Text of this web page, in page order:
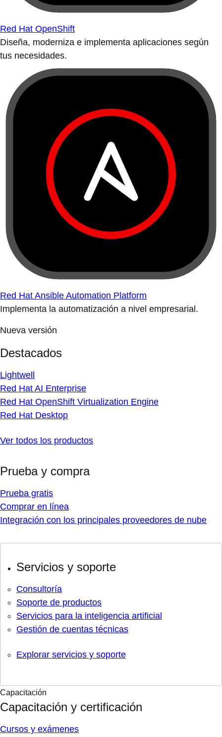
Red Hat OpenShift
Diseña, moderniza e implementa aplicaciones según
tus necesidades.
Red Hat Ansible Automation Platform
Implementa la automatización a nivel empresarial.
Nueva versión
Destacados
Lightwell
Red Hat AI Enterprise
Red Hat OpenShift Virtualization Engine
Red Hat Desktop
Ver todos los productos
Prueba y compra
Prueba gratis
Comprar en línea
Integración con los principales proveedores de nube
Servicios y soporte
Consultoría
Soporte de productos
Servicios para la inteligencia artificial
Gestión de cuentas técnicas
Explorar servicios y soporte
Capacitación
Capacitación y certificación
Cursos y exámenes